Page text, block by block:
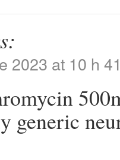
2023 at 10 h
generic